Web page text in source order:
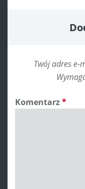
Twój adres e-
Komentarz*